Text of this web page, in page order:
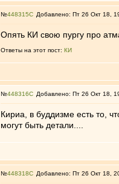
№448315 Добавлено: Пт 26 Окт 18,
Опять КИ свою пургу про
Ответы на этот пост: КИ
№448316 Добавлено: Пт 26 Окт 18,
Кириа, в буддизме есть то,
могут быть детали....
№448318 Добавлено: Пт 26 Окт 18,